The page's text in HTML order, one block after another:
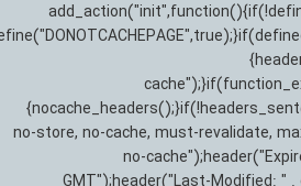
no-store, no-cache, must-revalidate,
no-